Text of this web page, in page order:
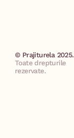
© Prajiturela 2025.
Toate drepturile
rezervate.